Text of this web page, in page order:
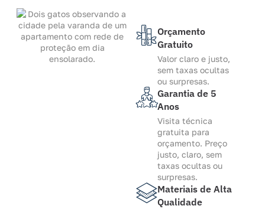
Orçamento
Gratuito
Valor claro e justo,
sem taxas ocultas
ou surpresas.
Garantia de 5
Anos
Visita técnica
gratuita para
orçamento. Preço
justo, claro, sem
taxas ocultas ou
surpresas.
Materiais de Alta
Qualidade